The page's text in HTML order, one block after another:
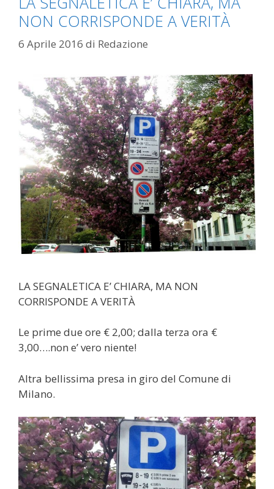
NON CORRISPONDE A VERITÀ
6 Aprile 2016 di Redazione
LA SEGNALETICA E’ CHIARA, MA NON
CORRISPONDE A VERITÀ
Le prime due ore € 2,00; dalla terza ora €
3,00….non e’ vero niente!
Altra bellissima presa in giro del Comune di
Milano.